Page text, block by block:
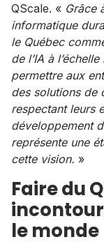
QScale. « Grâce
informatique
le Québec
de l’IA à
permettre aux
des solutions de
respectant leurs
développement
représente une
cette vision. »
Faire du
le monde